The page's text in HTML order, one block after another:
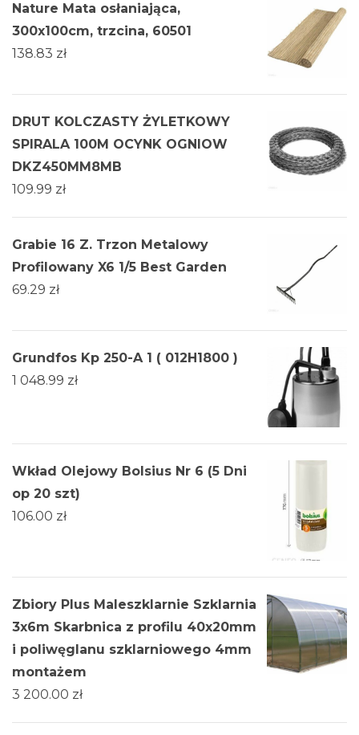
Nature Mata osłaniająca,
300x100cm, trzcina, 60501
138.83 zł
DRUT KOLCZASTY ŻYLETKOWY
SPIRALA 100M OCYNK OGNIOW
DKZ450MM8MB
109.99 zł
Grabie 16 Z. Trzon Metalowy
Profilowany X6 1/5 Best Garden
69.29 zł
Grundfos Kp 250-A 1 ( 012H1800 )
1 048.99 zł
Wkład Olejowy Bolsius Nr 6 (5 Dni
op 20 szt)
106.00 zł
Zbiory Plus Maleszklarnie Szklarnia
3х6m Skarbnica z profilu 40x20mm
i poliwęglanu szklarniowego 4mm
montażem
3 200.00 zł